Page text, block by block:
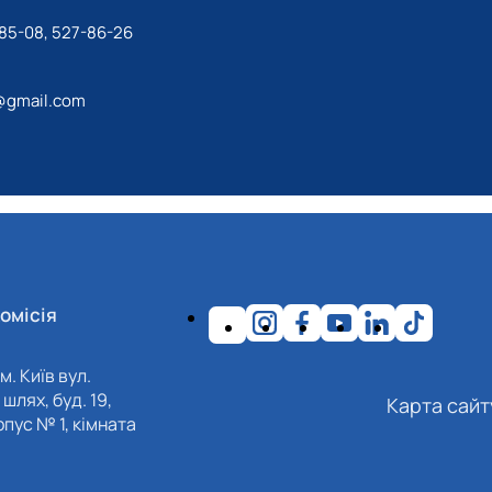
08, 527-86-26
Київ вул.
шлях, буд. 19,
№ 1, кімната
Карта